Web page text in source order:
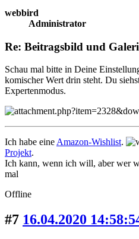
webbird
Administrator
Re: Beitragsbild und
Schau mal bitte in Deine
komischer Wert drin steht. Du
Expertenmodus.
Ich habe eine Amazon-Wishlist.
Projekt.
Ich kann, wenn ich will, aber wer
mal
Offline
#7 16.04.2020